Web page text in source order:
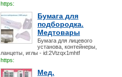
https:
Бумага для
подбородка.
Медтовары
Бумага для лицевого
установа, контейнеры,
ланцеты, иглы - id:2Vtzqx1mhtf
https:
Мед.